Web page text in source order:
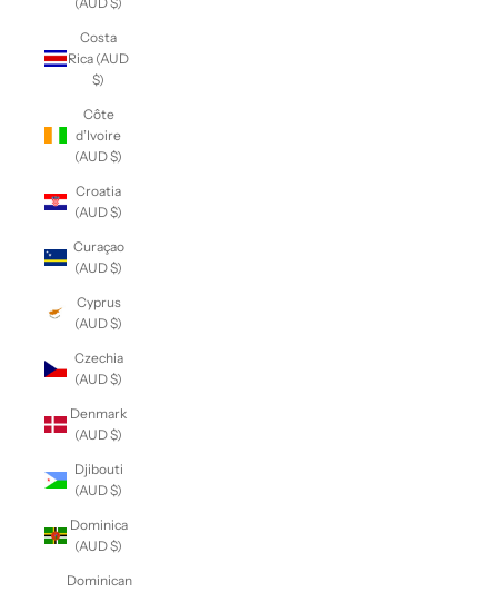
Costa
Rica (AUD
$)
Côte
d’Ivoire
(AUD $)
Croatia
(AUD $)
Curaçao
(AUD $)
Cyprus
(AUD $)
Czechia
(AUD $)
Denmark
(AUD $)
Djibouti
(AUD $)
Dominica
(AUD $)
Dominican